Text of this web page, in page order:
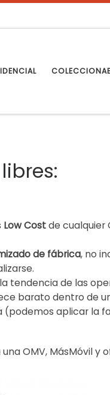
Low Costde cualquier
de fábrica, no
tendencia de las
barato dentro de
aplicar la
OMV, MásMóvil y